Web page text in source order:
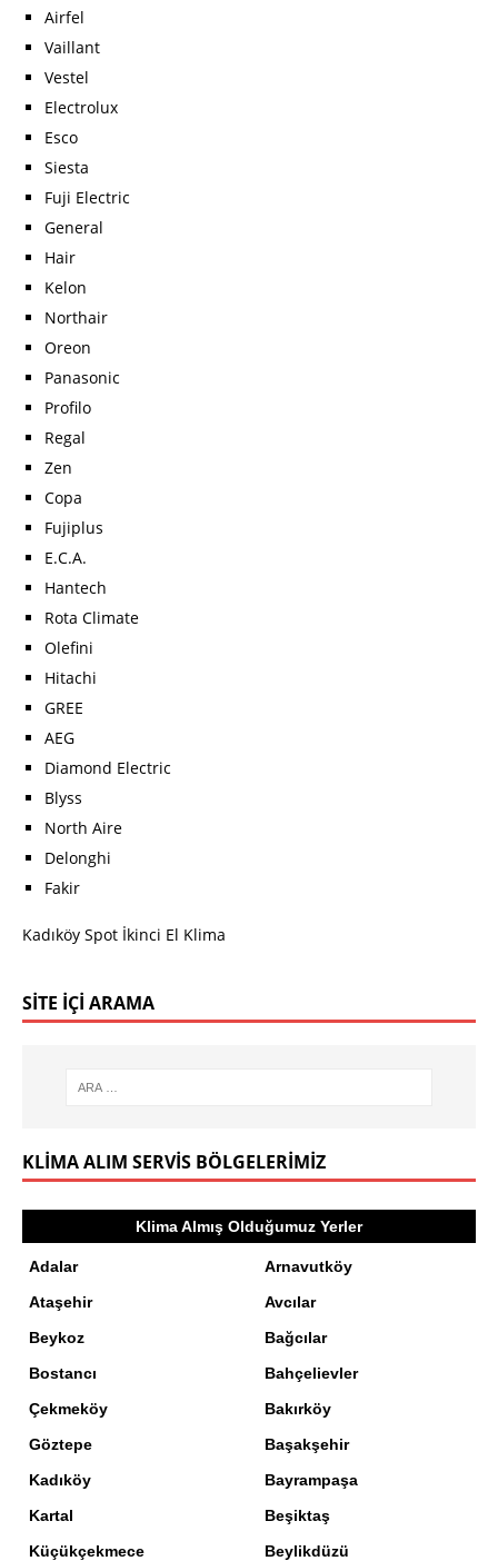
Airfel
Vaillant
Vestel
Electrolux
Esco
Siesta
Fuji Electric
General
Hair
Kelon
Northair
Oreon
Panasonic
Profilo
Regal
Zen
Copa
Fujiplus
E.C.A.
Hantech
Rota Climate
Olefini
Hitachi
GREE
AEG
Diamond Electric
Blyss
North Aire
Delonghi
Fakir
Kadıköy Spot İkinci El Klima
SITE İÇI ARAMA
KLIMA ALIM SERVIS BÖLGELERIMIZ
Klima Almış Olduğumuz Yerler
Adalar
Ataşehir
Beykoz
Bostancı
Çekmeköy
Göztepe
Kadıköy
Kartal
Küçükçekmece
Arnavutköy
Avcılar
Bağcılar
Bahçelievler
Bakırköy
Başakşehir
Bayrampaşa
Beşiktaş
Beylikdüzü